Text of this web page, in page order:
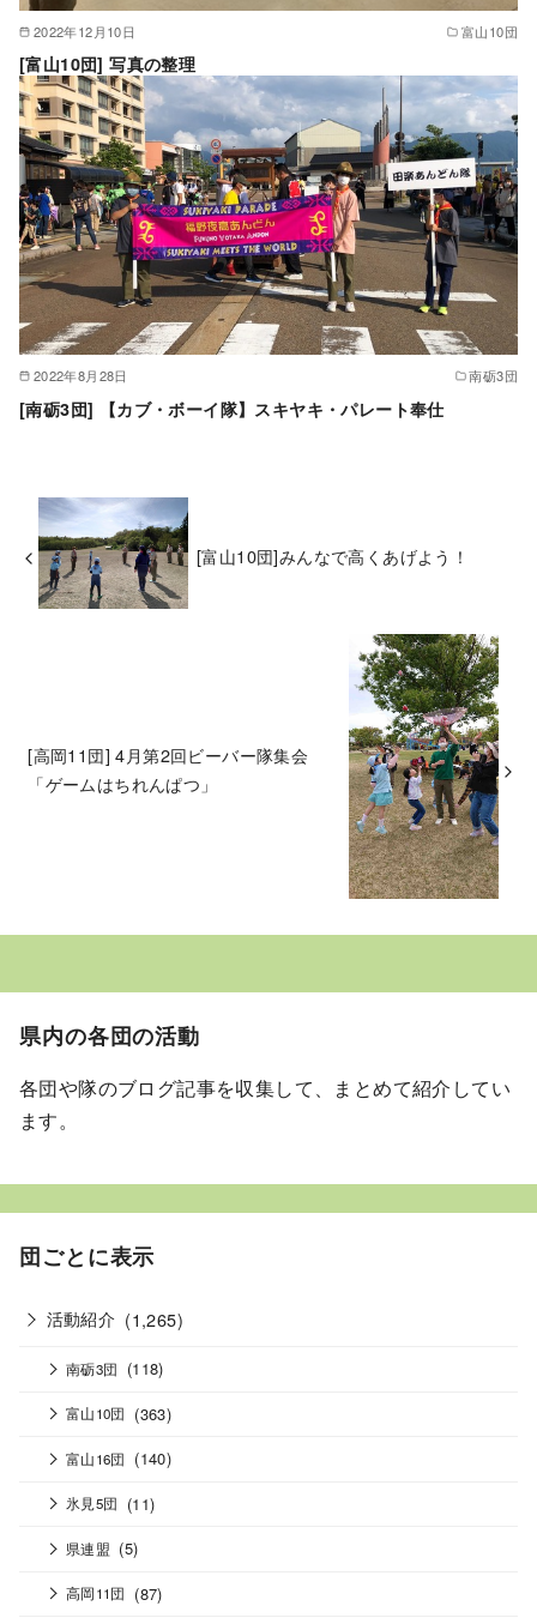
2022年12月10日 富山10団
[富山10団] 写真の整理
2022年8月28日 南砺3団
[南砺3団] 【カブ・ボーイ隊】スキヤキ・パレート奉仕
[富山10団]みんなで高くあげよう！
[高岡11団] 4月第2回ビーバー隊集会
「ゲームはちれんぱつ」
県内の各団の活動
各団や隊のブログ記事を収集して、まとめて紹介してい
ます。
団ごとに表示
活動紹介 (1,265)
南砺3団 (118)
富山10団 (363)
富山16団 (140)
氷見5団 (11)
県連盟 (5)
高岡11団 (87)